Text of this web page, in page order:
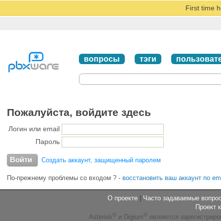
First time
вопросы тэги
Пожалуйста, войдите здесь
Логин или email
Пароль
Создать аккаунт, защищенный паролем
По-прежнему проблемы со входом ? - восстановить ваш аккаунт по
О проекте | Часто задаваемые
Проект
Asterisk ® и Digium ® являются